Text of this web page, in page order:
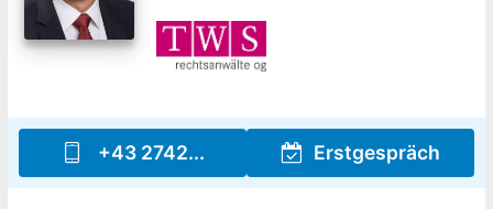
+43 2742... Erstgespräch